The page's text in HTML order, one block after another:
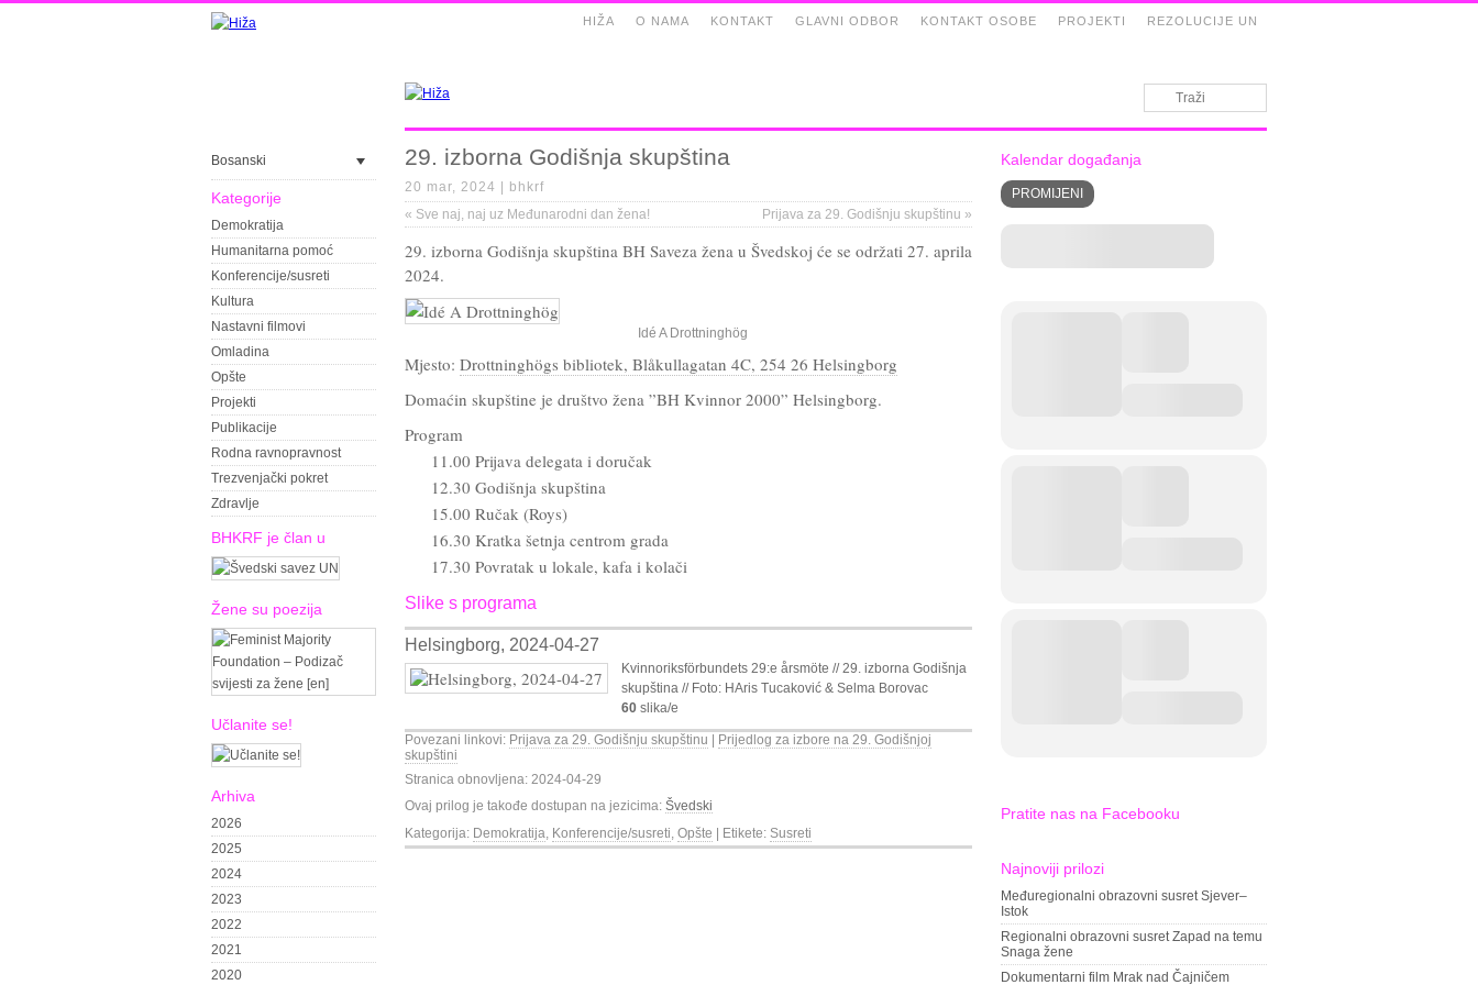
REZOLUCIJE UN
PROJEKTI
KONTAKT OSOBE
GLAVNI ODBOR
KONTAKT
O NAMA
HIŽA
Bosanski
Kategorije
Demokratija
Humanitarna pomoć
Konferencije/susreti
Kultura
Nastavni filmovi
Omladina
Opšte
Projekti
Publikacije
Rodna ravnopravnost
Trezvenjački pokret
Zdravlje
BHKRF je član u
Žene su poezija
Učlanite se!
Arhiva
2026
2025
2024
2023
2022
2021
2020
29. izborna Godišnja skupština
20 mar, 2024 |
bhkrf
« Sve naj, naj uz Međunarodni dan žena! Prijava za 29. Godišnju skupštinu »
29. izborna Godišnja skupština BH Saveza žena u Švedskoj će se održati 27. aprila
2024.
Idé A Drottninghög
Mjesto: Drottninghögs bibliotek, Blåkullagatan 4C, 254 26 Helsingborg
Domaćin skupštine je društvo žena ”BH Kvinnor 2000” Helsingborg.
Program
11.00 Prijava delegata i doručak
12.30 Godišnja skupština
15.00 Ručak (Roys)
16.30 Kratka šetnja centrom grada
17.30 Povratak u lokale, kafa i kolači
Slike s programa
Helsingborg, 2024-04-27
Kvinnoriksförbundets 29:e årsmöte // 29. izborna Godišnja
skupština // Foto: HAris Tucaković & Selma Borovac
60 slika/e
Povezani linkovi: Prijava za 29. Godišnju skupštinu
Prijedlog za izbore na 29. Godišnjoj
skupštini
Stranica obnovljena: 2024-04-29
Ovaj prilog je takođe dostupan na jezicima: Švedski
Kategorija: Demokratija, Konferencije/susreti, Opšte | Etikete: Susreti
Kalendar događanja
PROMIJENI
Pratite nas na Facebooku
Najnoviji prilozi
Međuregionalni obrazovni susret Sjever–
Istok
Regionalni obrazovni susret Zapad na temu
Snaga žene
Dokumentarni film Mrak nad Čajničem